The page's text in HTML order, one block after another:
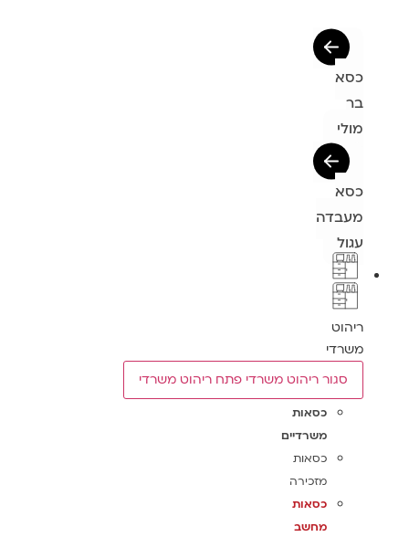
כסא
בר
מולי
כסא
מעבדה
עגול
ריהוט
משרדי
סגור ריהוט משרדי פתח ריהוט משרדי
כסאות
משרדיים
כסאות
מזכירה
כסאות
מחשב